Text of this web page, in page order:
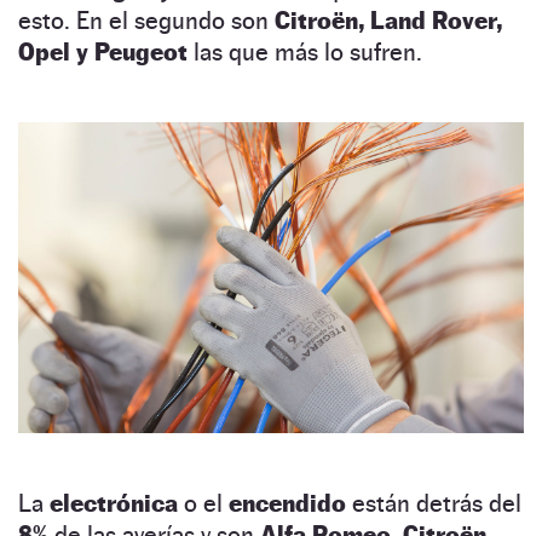
esto. En el segundo son Citroën, Land Rover,
Opel y Peugeot las que más lo sufren.
La electrónica o el encendido están detrás del